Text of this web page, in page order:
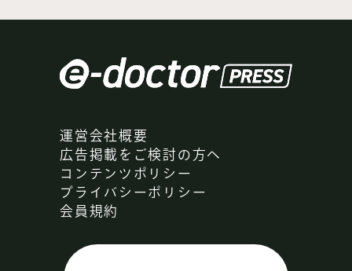
運営会社概要
広告掲載をご検討の方へ
コンテンツポリシー
プライバシーポリシー
会員規約